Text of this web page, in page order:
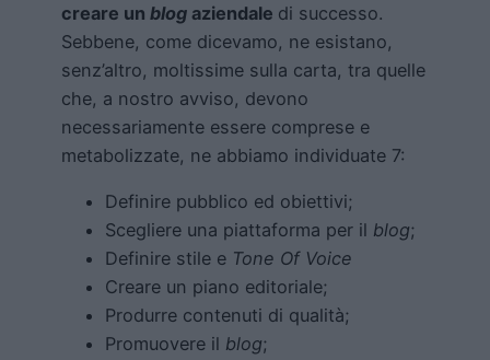
creare un blog aziendale di successo.
Sebbene, come dicevamo, ne esistano,
senz’altro, moltissime sulla carta, tra quelle
che, a nostro avviso, devono
necessariamente essere comprese e
metabolizzate, ne abbiamo individuate 7:
Definire pubblico ed obiettivi;
Scegliere una piattaforma per il blog;
Definire stile e Tone Of Voice
Creare un piano editoriale;
Produrre contenuti di qualità;
Promuovere il blog;